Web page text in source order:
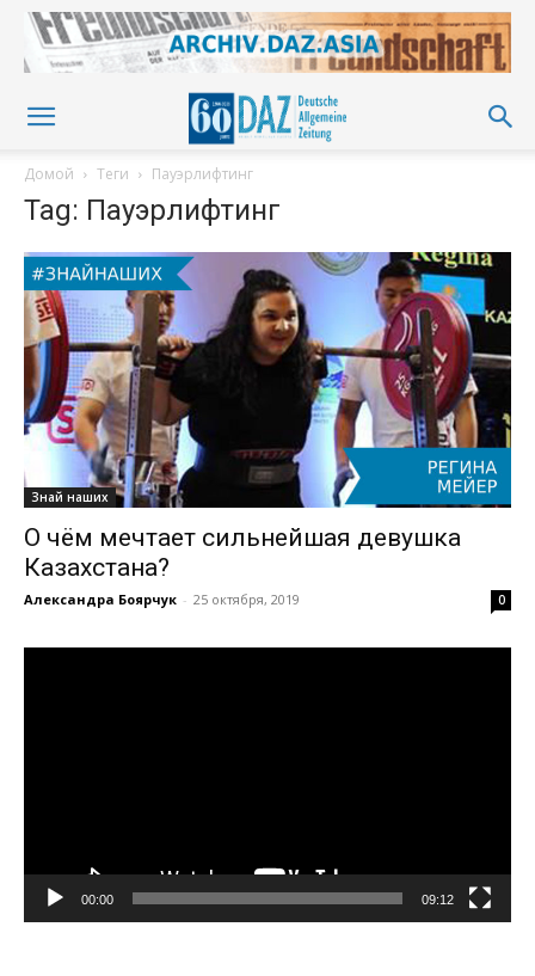
Домой Теги Пауэрлифтинг
Tag: Пауэрлифтинг
Знай наших
О чём мечтает сильнейшая девушка
Казахстана?
Александра Боярчук - 25 октября, 2019 0
00:00 09:12